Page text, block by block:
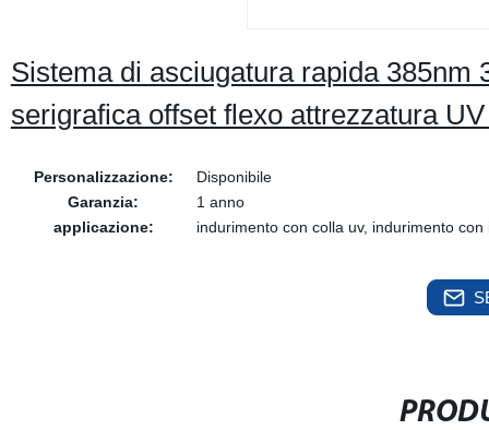
Sistema di asciugatura rapida 385nm
serigrafica offset flexo attrezzatura
Personalizzazione:
Disponibile
Garanzia:
1 anno
applicazione:
indurimento con colla uv, indurimento